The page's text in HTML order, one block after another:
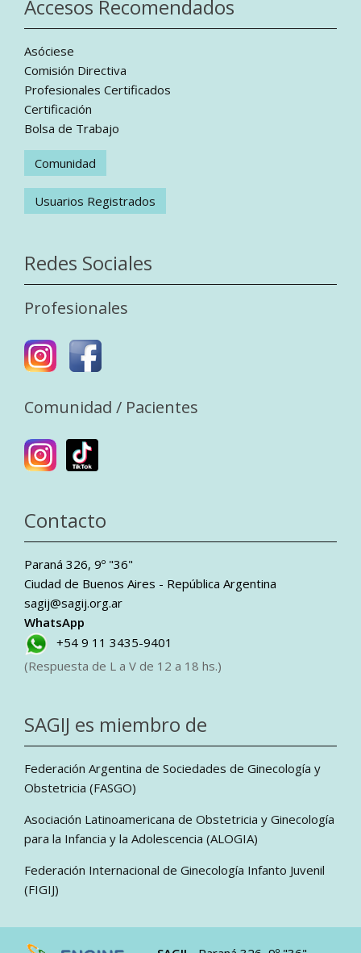
Accesos Recomendados
Asóciese
Comisión Directiva
Profesionales Certificados
Certificación
Bolsa de Trabajo
Comunidad
Usuarios Registrados
Redes Sociales
Profesionales
Comunidad / Pacientes
Contacto
Paraná 326, 9º "36"
Ciudad de Buenos Aires - República Argentina
sagij@sagij.org.ar
WhatsApp
+54 9 11 3435-9401
(Respuesta de L a V de 12 a 18 hs.)
SAGIJ es miembro de
Federación Argentina de Sociedades de Ginecología y
Obstetricia (FASGO)
Asociación Latinoamericana de Obstetricia y Ginecología
para la Infancia y la Adolescencia (ALOGIA)
Federación Internacional de Ginecología Infanto Juvenil
(FIGIJ)